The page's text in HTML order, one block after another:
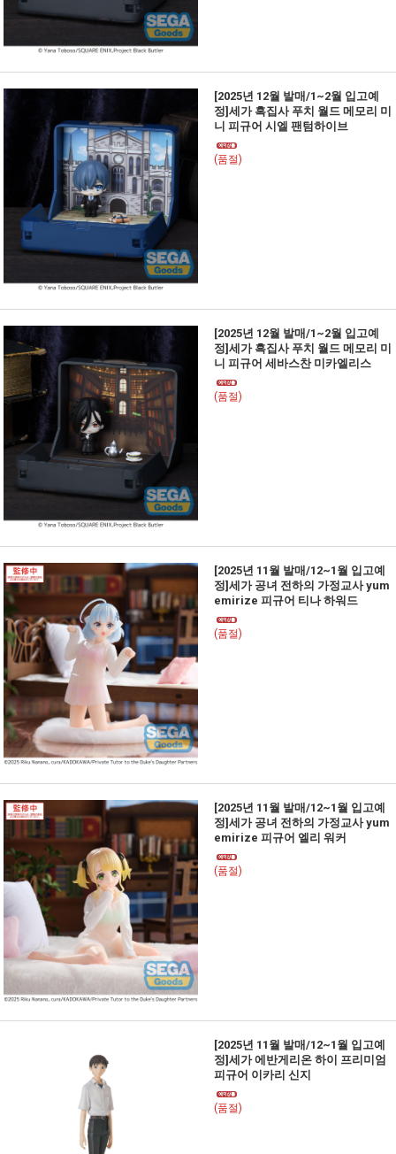
[2025년 12월 발매/1~2월 입고예
정]세가 흑집사 푸치 월드 메모리 미
니 피규어 시엘 팬텀하이브
(품절)
[2025년 12월 발매/1~2월 입고예
정]세가 흑집사 푸치 월드 메모리 미
니 피규어 세바스찬 미카엘리스
(품절)
[2025년 11월 발매/12~1월 입고예
정]세가 공녀 전하의 가정교사 yum
emirize 피규어 티나 하워드
(품절)
[2025년 11월 발매/12~1월 입고예
정]세가 공녀 전하의 가정교사 yum
emirize 피규어 엘리 워커
(품절)
[2025년 11월 발매/12~1월 입고예
정]세가 에반게리온 하이 프리미엄
피규어 이카리 신지
(품절)